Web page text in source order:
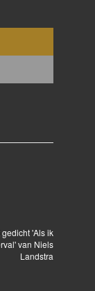
'Als ik
van Niels
Landstra